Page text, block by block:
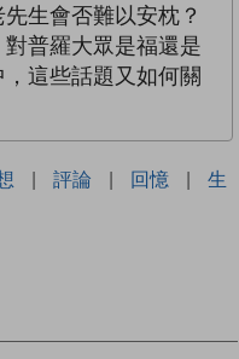
生會否難以安枕？
普羅大眾是福還是
這些話題又如何關
| 評論 | 回憶 |
生